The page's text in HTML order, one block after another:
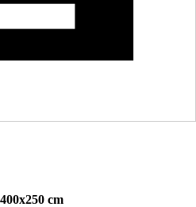
cm